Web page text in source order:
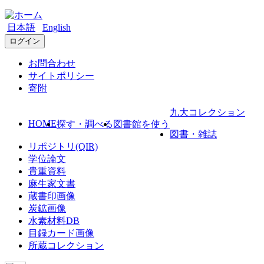
日本語 English
ログイン
お問合わせ
サイトポリシー
寄附
HOME探す・調べる 図書館を使う
九大コレクション
図書・雑誌
リポジトリ(QIR)
学位論文
貴重資料
麻生家文書
蔵書印画像
炭鉱画像
水素材料DB
目録カード画像
所蔵コレクション